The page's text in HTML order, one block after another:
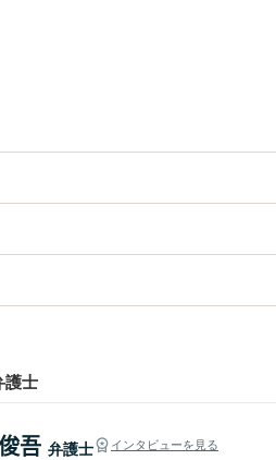
護士
吾 弁護士 インタビューを見る